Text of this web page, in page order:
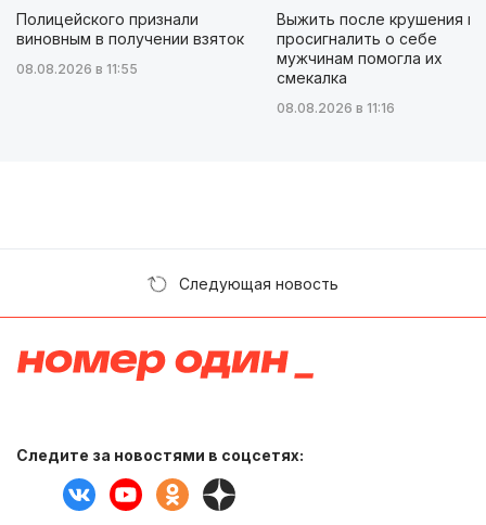
Полицейского признали
виновным в получении взяток
08.08.2026 в 11:55
Выжить после крушения и
просигналить о себе
мужчинам помогла их
смекалка
08.08.2026 в 11:16
Следующая новость
Следите за новостями в соцсетях: